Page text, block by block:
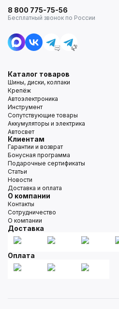
8 800 775-75-56
Бесплатный звонок по России
Каталог товаров
Шины, диски, колпаки
Крепёж
Автоэлектроника
Инструмент
Сопутствующие товары
Аккумуляторы и электрика
Автосвет
Клиентам
Гарантии и возврат
Бонусная программа
Подарочные сертификаты
Статьи
Новости
Доставка и оплата
О компании
Контакты
Сотрудничество
О компании
Доставка
Оплата